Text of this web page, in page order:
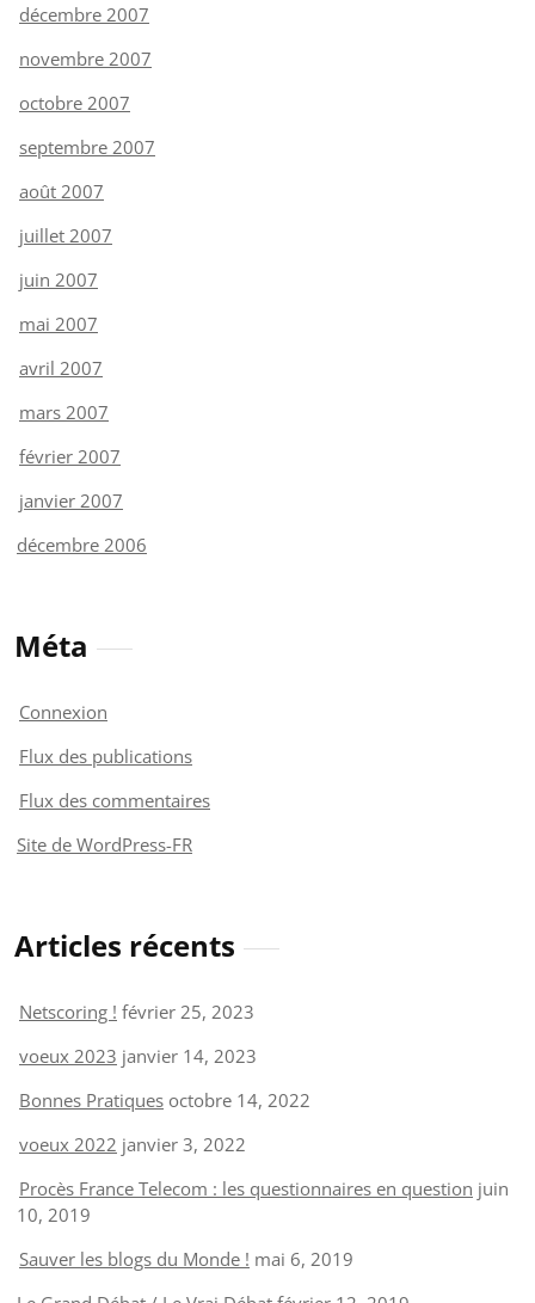
décembre 2007
novembre 2007
octobre 2007
septembre 2007
août 2007
juillet 2007
juin 2007
mai 2007
avril 2007
mars 2007
février 2007
janvier 2007
décembre 2006
Méta
Connexion
Flux des publications
Flux des commentaires
Site de WordPress-FR
Articles récents
Netscoring ! février 25, 2023
voeux 2023 janvier 14, 2023
Bonnes Pratiques octobre 14, 2022
voeux 2022 janvier 3, 2022
Procès France Telecom : les questionnaires en question juin
10, 2019
Sauver les blogs du Monde ! mai 6, 2019